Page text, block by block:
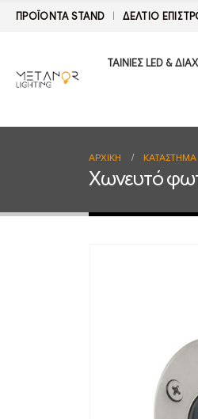
ΠΡΟΪΟΝΤΑ STAND ΔΕΛΤΊΟ
ΤΑΙΝΙΕΣ LED &
ΑΡΧΙΚΉ ΚΑΤΆΣΤΗΜΑ
Χωνευτό